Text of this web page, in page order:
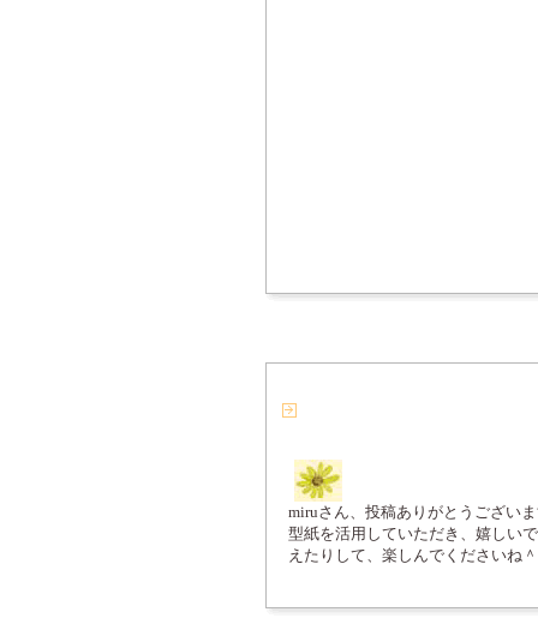
miruさん、投稿ありがとうござい
型紙を活用していただき、嬉しい
えたりして、楽しんでくださいね